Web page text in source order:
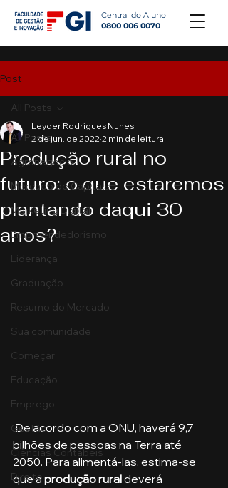
Central do Aluno
0800 006 0070
Post
All Posts
Agronegócio
Mercado de Capitais
Marketing Digital
Empreendedorismo
Liderança
Graduação
Resumo do Mercado
Sua comunidade
Começar
Educação
Emprego
Gestão
Ciências Contábeis
Direito
All Posts
Produção rural no
futuro: o que estaremos
plantando daqui 30
anos?
Leyder Rodrigues Nunes
2 de jun. de 2022 2 min de leitura
De acordo com a ONU, haverá 9,7
bilhões de pessoas na Terra até
2050. Para alimentá-las, estima-se
que a produção rural deverá